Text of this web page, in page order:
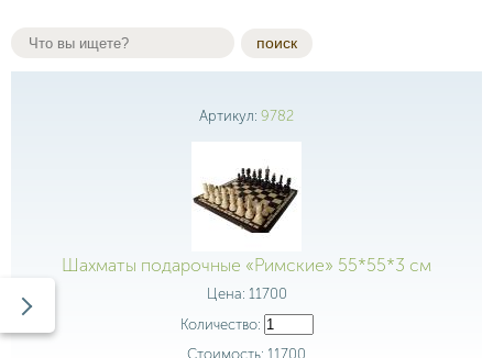
поиск
Артикул: 9782
Шахматы подарочные «Римские» 55*55*3 см
Цена: 11700
Количество:
Стоимость: 11700